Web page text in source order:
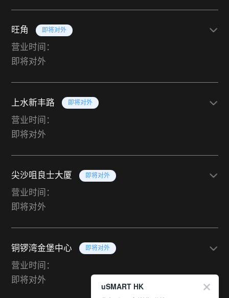
旺角 即将对外
营业时间：
即将对外
上水新丰路 即将对外
营业时间：
即将对外
尖沙咀良士大厦 即将对外
营业时间：
即将对外
铜锣湾金堡中心 即将对外
营业时间：
即将对外
uSMART HK